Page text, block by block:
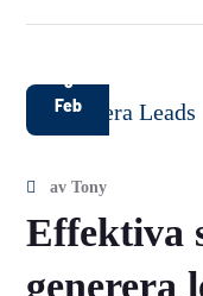
9
Feb
avTony
Effektiva
generera